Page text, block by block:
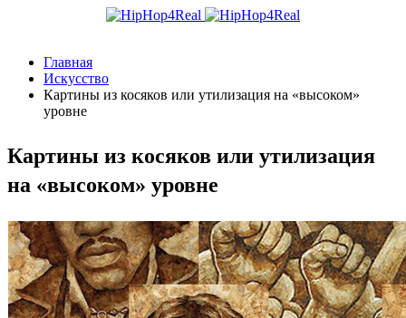
Главная
Искусство
Картины из косяков или утилизация на «высоком»
уровне
Картины из косяков или утилизация
на «высоком» уровне